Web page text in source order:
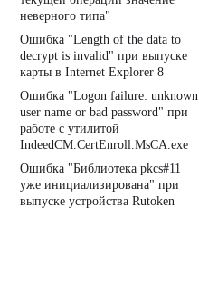
неверного типа"
Ошибка "Length of the data to
decrypt is invalid" при выпуске
карты в Internet Explorer 8
Ошибка "Logon failure: unknown
user name or bad password" при
работе с утилитой
IndeedCM.CertEnroll.MsCA.exe
Ошибка "Библиотека pkcs#11
уже инициализирована" при
выпуске устройства Rutoken